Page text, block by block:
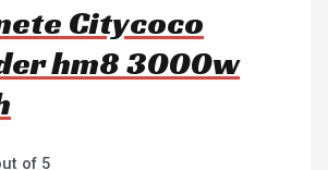
Citycoco
hm8 3000w
of 5